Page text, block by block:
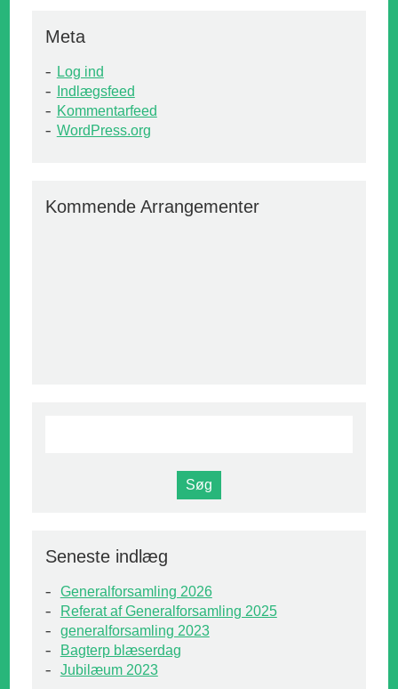
Meta
Log ind
Indlægsfeed
Kommentarfeed
WordPress.org
Kommende Arrangementer
Seneste indlæg
Generalforsamling 2026
Referat af Generalforsamling 2025
generalforsamling 2023
Bagterp blæserdag
Jubilæum 2023